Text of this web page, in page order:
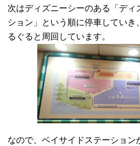
次はディズニーシーのある「ディ
ション」という順に停車していき
るぐると周回しています。
なので、ベイサイドステーション